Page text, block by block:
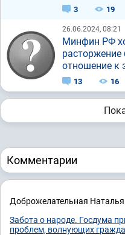
3 19
26.06.2024, 08:21
Минфин РФ
отношение к
13 16
Комментарии
Доброжелательная Наталья
Забота о народе. Госдума
проблем, волнующих